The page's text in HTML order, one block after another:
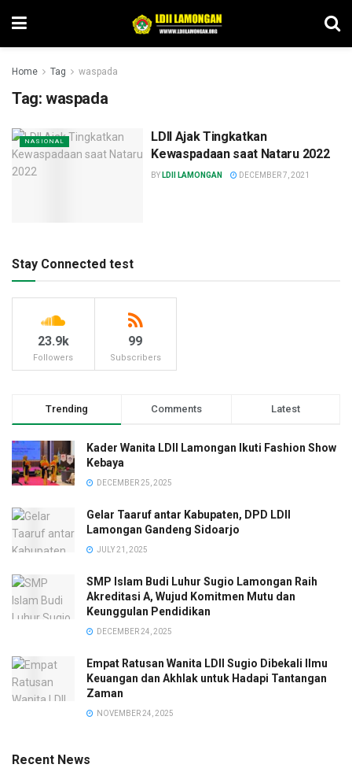
Home Tag waspada
Tag: waspada
NASIONAL
LDII Ajak Tingkatkan
Kewaspadaan saat Nataru 2022
BY LDII LAMONGAN DECEMBER 7, 2021
Stay Connected test
23.9k
Followers
99
Subscribers
Trending Comments Latest
Kader Wanita LDII Lamongan Ikuti Fashion Show
Kebaya
DECEMBER 25, 2025
Gelar Taaruf antar Kabupaten, DPD LDII
Lamongan Gandeng Sidoarjo
JULY 21, 2025
SMP Islam Budi Luhur Sugio Lamongan Raih
Akreditasi A, Wujud Komitmen Mutu dan
Keunggulan Pendidikan
DECEMBER 24, 2025
Empat Ratusan Wanita LDII Sugio Dibekali Ilmu
Keuangan dan Akhlak untuk Hadapi Tantangan
Zaman
NOVEMBER 24, 2025
Recent News